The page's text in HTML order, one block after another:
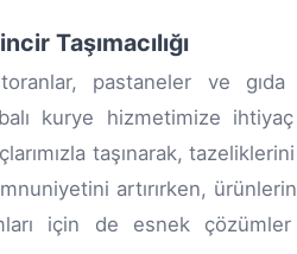
Taşımacılığı
pastaneler ve
kurye hizmetimize
taşınarak,
artırırken,
için de esnek